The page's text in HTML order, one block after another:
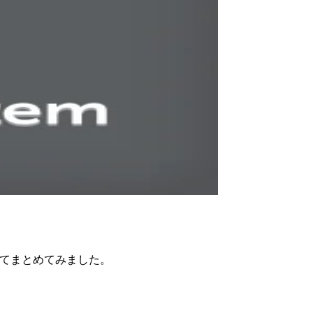
とめてみました。